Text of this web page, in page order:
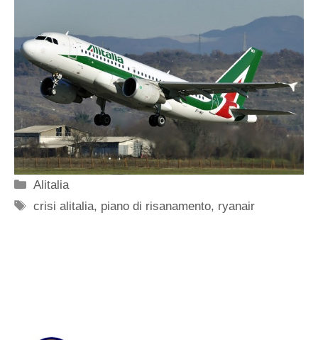
Categorie
Alitalia
Tag
crisi alitalia, piano di risanamento, ryanair